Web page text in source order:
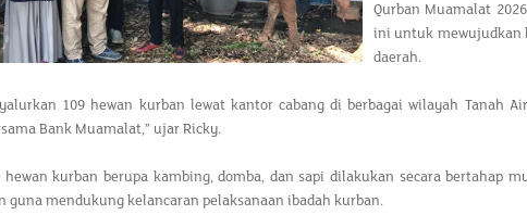
Qurban Muamalat
ini untuk mewujudkan
daerah.
109 hewan kurban lewat kantor cabang di berbagai wilayah Tanah
Bank Muamalat,” ujar Ricky.
hewan kurban berupa kambing, domba, dan sapi dilakukan secara bertahap
guna mendukung kelancaran pelaksanaan ibadah kurban.